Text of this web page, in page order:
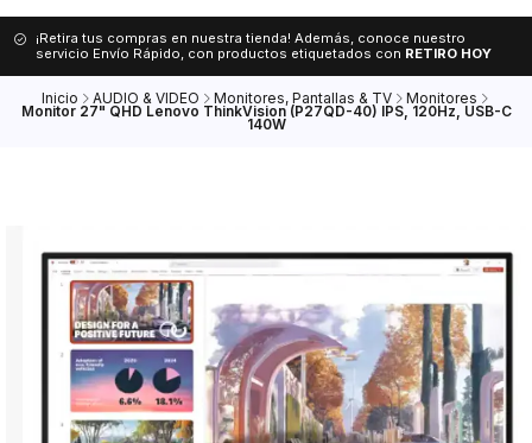
¡Retira tus compras en nuestra tienda! Además, conoce nuestro
servicio Envío Rápido, con productos etiquetados con RETIRO HOY
Inicio AUDIO & VIDEO Monitores, Pantallas & TV Monitores
Monitor 27" QHD Lenovo ThinkVision (P27QD-40) IPS, 120Hz, USB-C
140W